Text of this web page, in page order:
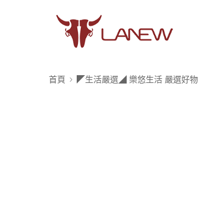
首頁 ◤生活嚴選◢ 樂悠生活 嚴選好物